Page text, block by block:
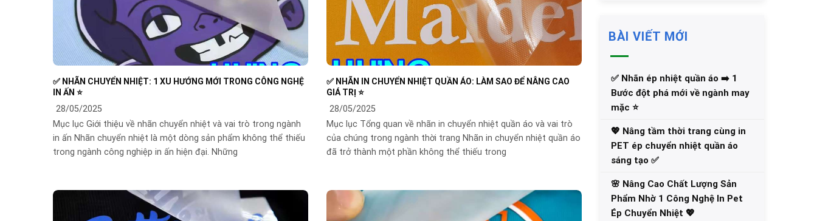
✅ NHÃN CHUYỂN NHIỆT: 1 XU HƯỚNG MỚI TRONG CÔNG NGHỆ
IN ẤN ⭐️
28/05/2025
Mục lục Giới thiệu về nhãn chuyển nhiệt và vai trò trong ngành
in ấn Nhãn chuyển nhiệt là một dòng sản phẩm không thể thiếu
trong ngành công nghiệp in ấn hiện đại. Những
✅ NHÃN IN CHUYỂN NHIỆT QUẦN ÁO: LÀM SAO ĐỂ NÂNG CAO
GIÁ TRỊ ⭐️
28/05/2025
Mục lục Tổng quan về nhãn in chuyển nhiệt quần áo và vai trò
của chúng trong ngành thời trang Nhãn in chuyển nhiệt quần áo
đã trở thành một phần không thể thiếu trong
BÀI VIẾT MỚI
✅‪ Nhãn ép nhiệt quần áo ➡️ 1
Bước đột phá mới về ngành may
mặc ⭐️
💖 Nâng tầm thời trang cùng in
PET ép chuyển nhiệt quần áo
sáng tạo ✅
🌸 Nâng Cao Chất Lượng Sản
Phẩm Nhờ 1 Công Nghệ In Pet
Ép Chuyển Nhiệt 💖